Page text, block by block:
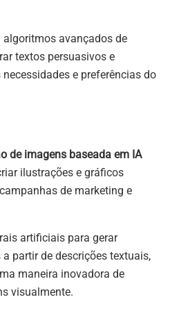
algoritmos avançados de
textos persuasivos e
e preferências do
de imagens baseada em IA
ilustrações e gráficos
de marketing e
artificiais para gerar
partir de descrições textuais,
maneira inovadora de
visualmente.